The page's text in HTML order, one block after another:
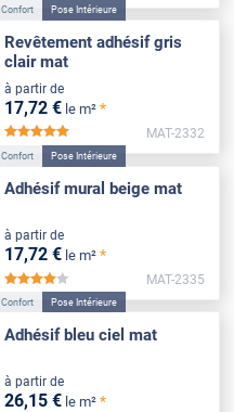
Confort Pose Intérieure
Revêtement adhésif gris
clair mat
à partir de
17,72 € le m² *
MAT-2332
Confort Pose Intérieure
Adhésif mural beige mat
à partir de
17,72 € le m² *
*****
MAT-2335
Confort Pose Intérieure
Adhésif bleu ciel mat
à partir de
26,15 € le m² *